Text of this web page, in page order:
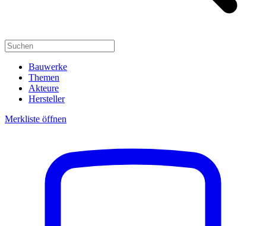
Bauwerke
Themen
Akteure
Hersteller
Merkliste öffnen